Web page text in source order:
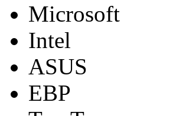
Microsoft
Intel
ASUS
EBP